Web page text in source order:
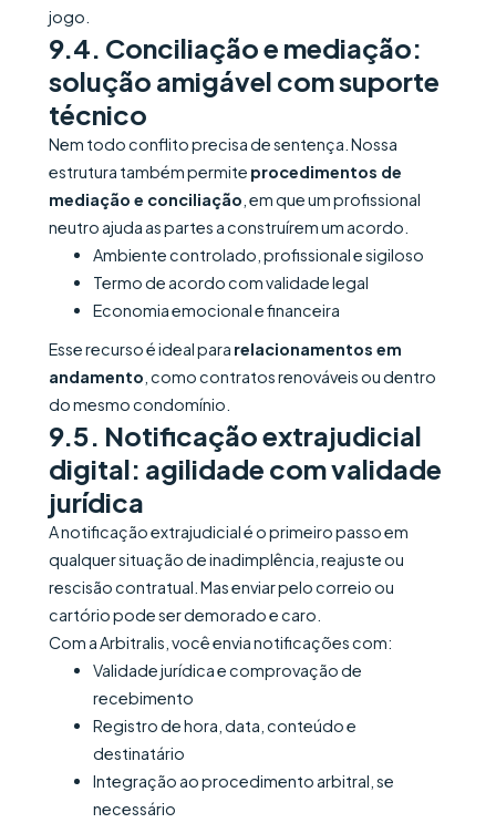
jogo.
9.4. Conciliação e mediação:
solução amigável com suporte
técnico
Nem todo conflito precisa de sentença. Nossa
estrutura também permite procedimentos de
mediação e conciliação , em que um profissional
neutro ajuda as partes a construírem um acordo.
Ambiente controlado, profissional e sigiloso
Termo de acordo com validade legal
Economia emocional e financeira
Esse recurso é ideal para relacionamentos em
andamento , como contratos renováveis ou dentro
do mesmo condomínio.
9.5. Notificação extrajudicial
digital: agilidade com validade
jurídica
A notificação extrajudicial é o primeiro passo em
qualquer situação de inadimplência, reajuste ou
rescisão contratual. Mas enviar pelo correio ou
cartório pode ser demorado e caro.
Com a Arbitralis, você envia notificações com:
Validade jurídica e comprovação de
recebimento
Registro de hora, data, conteúdo e
destinatário
Integração ao procedimento arbitral, se
necessário